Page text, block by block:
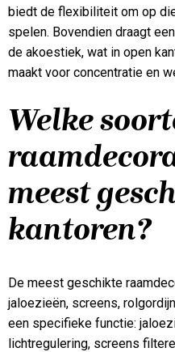
biedt de flexibiliteit om op
spelen. Bovendien draagt
de akoestiek, wat in open
maakt voor concentratie en
Welke
meest
kantoren?
De meest geschikte
jaloezieën, screens,
een specifieke functie:
lichtregulering, screens